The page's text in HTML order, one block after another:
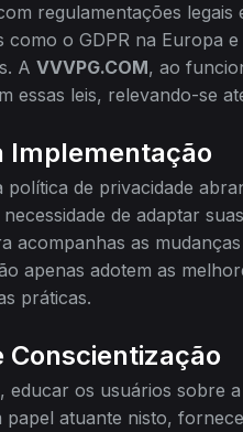
regulamentações
como o GDPR na Europa
A VVVPG.COM, ao
essas leis, relevando-se
Implementação
política de privacidade
de adaptar
acompanhas as
apenas adotem as
práticas.
Conscientização
educar os usuários sobre
papel atuante nisto,